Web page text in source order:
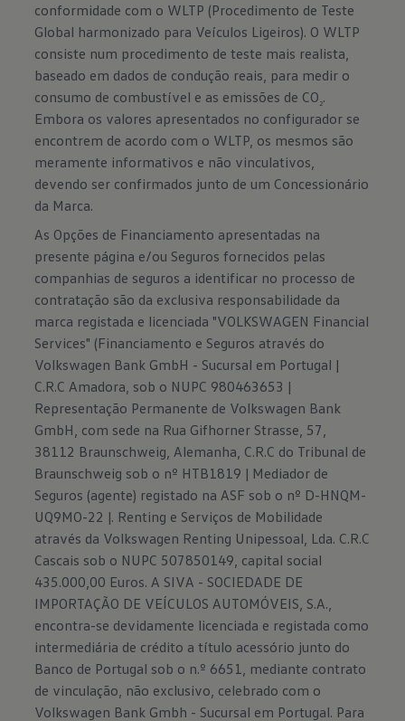
conformidade com o WLTP (Procedimento de Teste
Global harmonizado para Veículos Ligeiros). O WLTP
consiste num procedimento de teste mais realista,
baseado em dados de condução reais, para medir o
consumo de combustível e as emissões de CO 2.
Embora os valores apresentados no configurador se
encontrem de acordo com o WLTP, os mesmos são
meramente informativos e não vinculativos,
devendo ser confirmados junto de um Concessionário
da Marca.
As Opções de Financiamento apresentadas na
presente página e/ou Seguros fornecidos pelas
companhias de seguros a identificar no processo de
contratação são da exclusiva responsabilidade da
marca registada e licenciada "VOLKSWAGEN Financial
Services" (Financiamento e Seguros através do
Volkswagen Bank GmbH - Sucursal em Portugal |
C.R.C Amadora, sob o NUPC 980463653 |
Representação Permanente de Volkswagen Bank
GmbH, com sede na Rua Gifhorner Strasse, 57,
38112 Braunschweig, Alemanha, C.R.C do Tribunal de
Braunschweig sob o nº HTB1819 | Mediador de
Seguros (agente) registado na ASF sob o nº D-HNQM-
UQ9MO-22 |. Renting e Serviços de Mobilidade
através da Volkswagen Renting Unipessoal, Lda. C.R.C
Cascais sob o NUPC 507850149, capital social
435.000,00 Euros. A SIVA - SOCIEDADE DE
IMPORTAÇÃO DE VEÍCULOS AUTOMÓVEIS, S.A.,
encontra-se devidamente licenciada e registada como
intermediária de crédito a título acessório junto do
Banco de Portugal sob o n.º 6651, mediante contrato
de vinculação, não exclusivo, celebrado com o
Volkswagen Bank Gmbh - Sucursal em Portugal. Para